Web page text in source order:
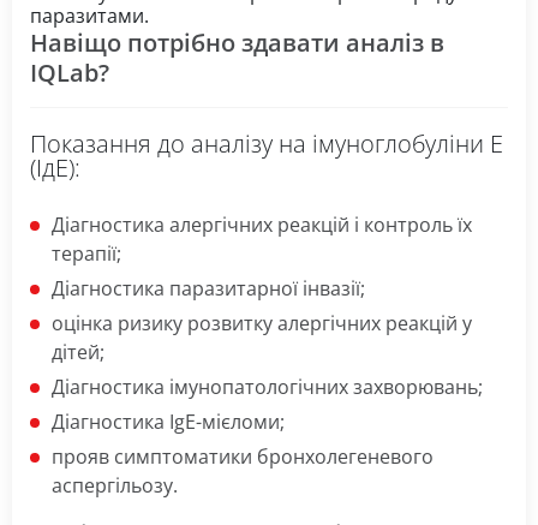
паразитами.
Навіщо потрібно здавати аналіз в
IQLab?
Показання до аналізу на імуноглобуліни Е
(ІдЕ):
Діагностика алергічних реакцій і контроль їх
терапії;
Діагностика паразитарної інвазії;
оцінка ризику розвитку алергічних реакцій у
дітей;
Діагностика імунопатологічних захворювань;
Діагностика IgE-мієломи;
прояв симптоматики бронхолегеневого
аспергільозу.